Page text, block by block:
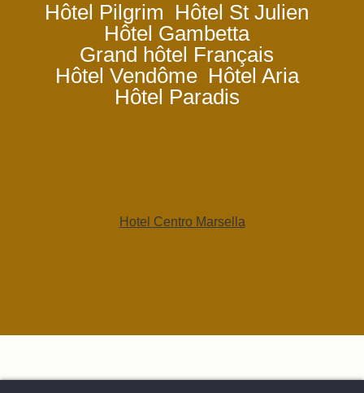
Hôtel Pilgrim
Hôtel St Julien
Hôtel Gambetta
Grand hôtel Français
Hôtel Vendôme Hôtel Aria
Hôtel Paradis
Hotel Centro Marsella